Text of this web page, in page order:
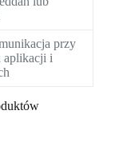
przy
aplikacji i